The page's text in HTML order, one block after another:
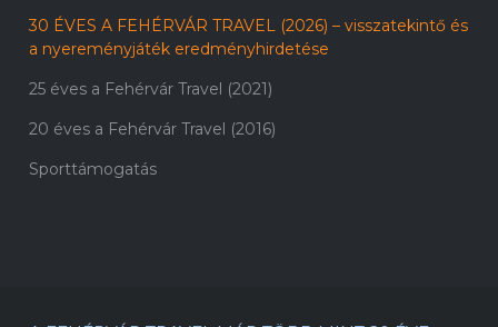
30 ÉVES A FEHÉRVÁR TRAVEL (2026) – visszatekintő és
a nyereményjáték eredményhirdetése
25 éves a Fehérvár Travel (2021)
20 éves a Fehérvár Travel (2016)
Sporttámogatás